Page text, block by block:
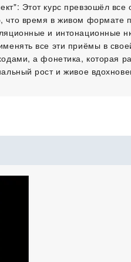
Этот курс превзошёл все
что время в живом формате
и интонационные
все эти приёмы в
а фонетика, которая
рост и живое